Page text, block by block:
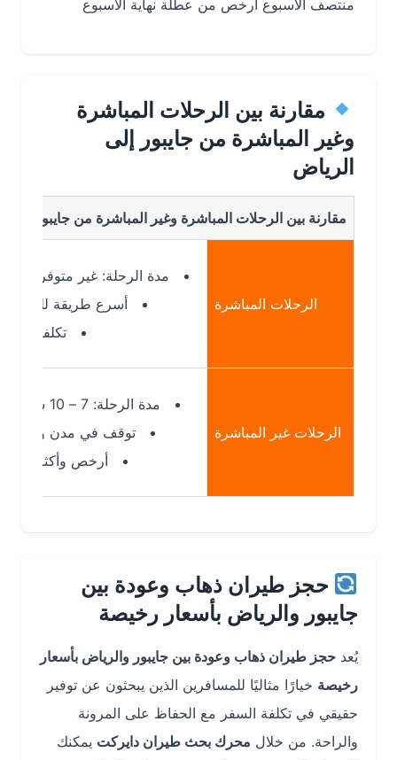
منتصف الأسبوع أرخص من عطلة نهاية الأسبوع
مقارنة بين الرحلات المباشرة
وغير المباشرة من جايبور إلى
الرياض
مقارنة بين الرحلات المباشرة وغير المباشرة من جايبور إلى الرياض
الرحلات المباشرة
مدة الرحلة: غير متوفرة غالبًا
أسرع طريقة للوصول
تكلفة أعلى
الرحلات غير المباشرة
مدة الرحلة: 7 – 10 ساعات
توقف في مدن وسيطة
أرخص وأكثر توفرًا
حجز طيران ذهاب وعودة بين
جايبور والرياض بأسعار رخيصة
حجز طيران ذهاب وعودة بين جايبور والرياض بأسعار
رخيصة خيارًا مثاليًا للمسافرين الذين يبحثون عن توفير
حقيقي في تكلفة السفر مع الحفاظ على المرونة
والراحة. من خلال محرك بحث طيران دايركتيمكنك